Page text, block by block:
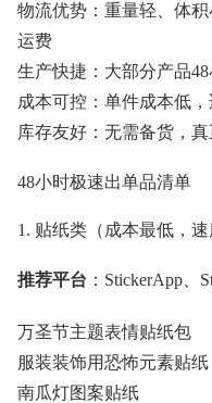
物流优势：重量轻、体
运费
生产快捷：大部分产品
成本可控：单件成本低
库存友好：无需备货，
48小时极速出单品清单
1. 贴纸类（成本最低，速
推荐平台 ：StickerApp、
万圣节主题表情贴纸包
服装装饰用恐怖元素贴纸
南瓜灯图案贴纸